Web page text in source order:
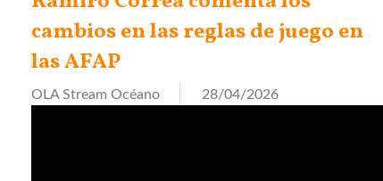
cambios en las reglas de juego en
las AFAP
OLA Stream Océano 28/04/2026